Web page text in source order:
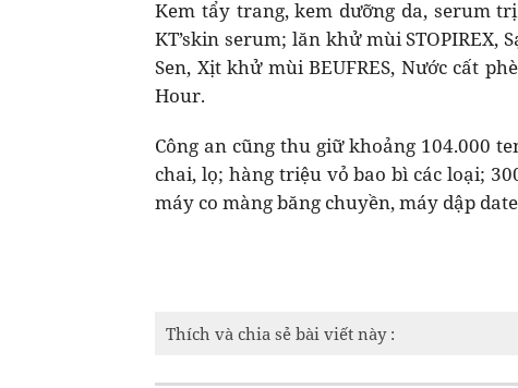
Kem tẩy trang, kem dưỡng da, serum
KT’skin serum; lăn khử mùi
Sen, Xịt khử mùi BEUFRES, Nước cất
Hour.
Công an cũng thu giữ khoảng 104.000
chai, lọ; hàng triệu vỏ bao bì các loại;
máy co màng băng chuyền, máy dập
Thích và chia sẻ bài viết này :